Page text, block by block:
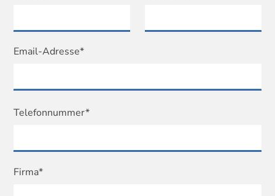
Email-Adresse*
Telefonnummer*
Firma*